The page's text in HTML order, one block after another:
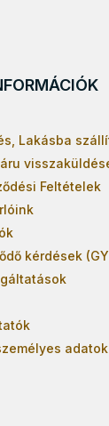
Lakásba
Feltételek
kérdések
adatok